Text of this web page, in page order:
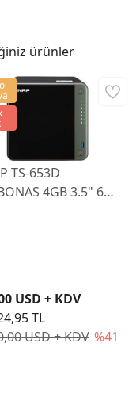
ürünler
TS-653D
4GB 3.5" 6
USD + KDV %41
USD + KDV
TL